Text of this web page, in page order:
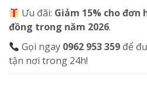
Ưu đãi: Giảm 15% cho
đồng trong năm 2026.
Gọi ngay 0962 953 359 để
tận nơi trong 24h!